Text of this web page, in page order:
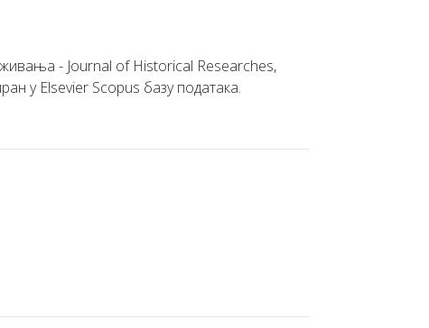
- Journal of Historical Researches,
у Elsevier Scopus бaзу пoдaтaкa.